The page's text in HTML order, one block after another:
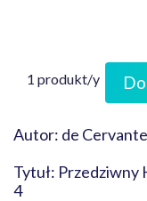
1 produkt/y
Autor: de
Tytuł: Przedziwny
4